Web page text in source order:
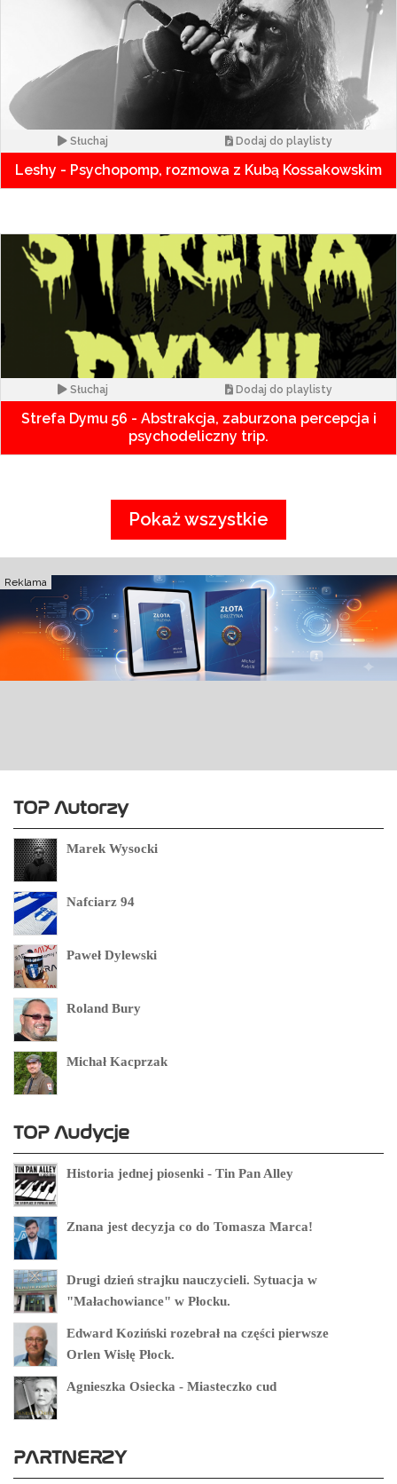
Słuchaj Dodaj do playlisty
Leshy - Psychopomp, rozmowa z Kubą Kossakowskim
Słuchaj Dodaj do playlisty
Strefa Dymu 56 - Abstrakcja, zaburzona percepcja i
psychodeliczny trip.
Pokaż wszystkie
Reklama
TOP Autorzy
Marek Wysocki
Nafciarz 94
Paweł Dylewski
Roland Bury
Michał Kacprzak
TOP Audycje
Historia jednej piosenki - Tin Pan Alley
Znana jest decyzja co do Tomasza Marca!
Drugi dzień strajku nauczycieli. Sytuacja w
"Małachowiance" w Płocku.
Edward Koziński rozebrał na części pierwsze
Orlen Wisłę Płock.
Agnieszka Osiecka - Miasteczko cud
PARTNERZY